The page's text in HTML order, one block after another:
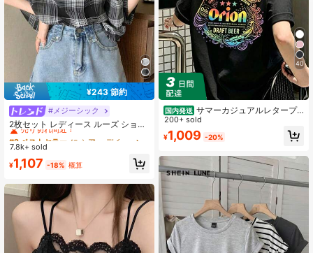
¥243 節約
#メジーシック
2枚セット レディース ルーズ ショー
トシャツ & キャミソールトップ、春/
夏新作、チェック柄 薄手 セミシアー
ブラック
#2 ベストセラー
売り切れ間近！
#2 ベストセラー
売り切れ間近！
#2 ベストセラー
売り切れ間近！
#2 ベストセラー
売り切れ間近！
7.8k+ sold
¥1,107 -18% 概算
40
国内発送 サマーカジュアルレタープ
リントのオーバーサイズTシャツ、ク
ルーネック半袖、女性用のゆったり
としたストリートウェアトップス
200+ sold
¥1,009 -20%